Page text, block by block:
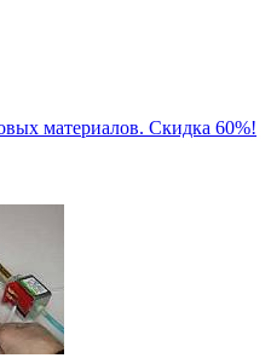
материалов. Скидка 60%!